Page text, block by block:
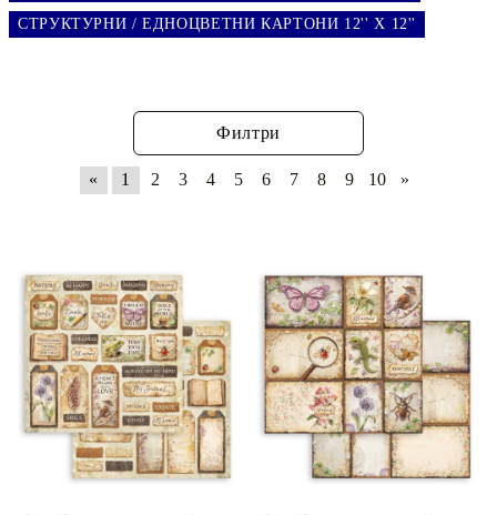
СТРУКТУРНИ / ЕДНОЦВЕТНИ КАРТОНИ 12'' X 12''
Филтри
« 1 2 3 4 5 6 7 8 9 10 »